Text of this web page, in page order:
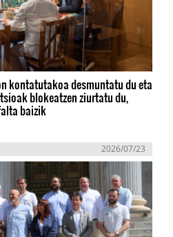
kontatutakoa desmuntatu du eta
blokeatzen ziurtatu du,
baizik
2026/07/23